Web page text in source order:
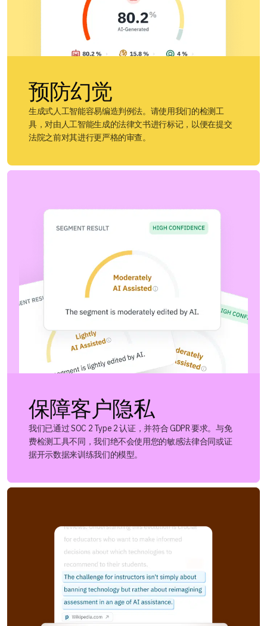
预防幻觉
生成式人工智能容易编造判例法。请使用我们的检测工
具，对由人工智能生成的法律文书进行标记，以便在提交
法院之前对其进行更严格的审查。
保障客户隐私
我们已通过 SOC 2 Type 2 认证，并符合 GDPR 要求。与免
费检测工具不同，我们绝不会使用您的敏感法律合同或证
据开示数据来训练我们的模型。